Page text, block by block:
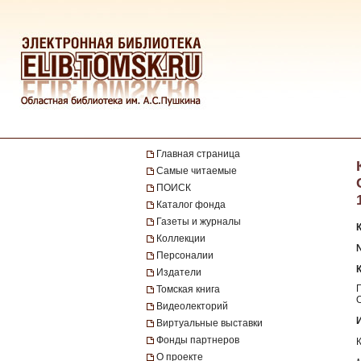
Главная страница
Самые читаемые
ПОИСК
Каталог фонда
Газеты и журналы
Коллекции
Персоналии
Издатели
Томская книга
Видеолекторий
Виртуальные выставки
Фонды партнеров
О проекте